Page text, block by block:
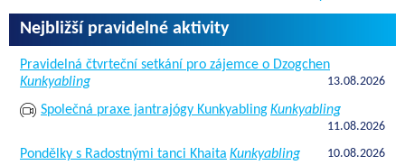
Nejbližší pravidelné aktivity
Pravidelná čtvrteční setkání pro zájemce o Dzogchen
Kunkyabling
13.08.2026
Společná praxe jantrajógy KunkyablingKunkyabling
11.08.2026
Pondělky s Radostnými tanci Khaita Kunkyabling 10.08.2026